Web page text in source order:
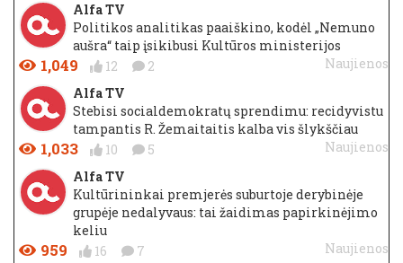
Alfa TV
Politikos analitikas paaiškino, kodėl „Nemuno
aušra“ taip įsikibusi Kultūros ministerijos
1,049 12 2
Naujienos
Alfa TV
Stebisi socialdemokratų sprendimu: recidyvistu
tampantis R. Žemaitaitis kalba vis šlykščiau
1,033 10 5
Naujienos
Alfa TV
Kultūrininkai premjerės suburtoje derybinėje
grupėje nedalyvaus: tai žaidimas papirkinėjimo
keliu
959 16 7
Naujienos